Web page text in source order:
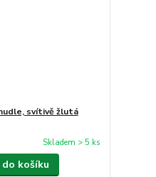
svítivě žlutá
Skladem > 5 ks
košíku